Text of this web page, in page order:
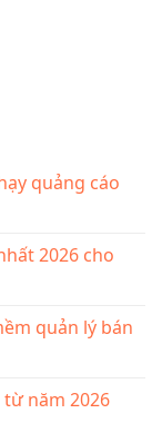
quảng cáo
2026 cho
quản lý bán
năm 2026